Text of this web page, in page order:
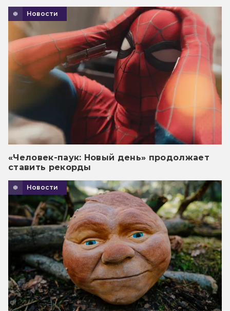
Новости
«Человек-паук: Новый день» продолжает
ставить рекорды
Новости